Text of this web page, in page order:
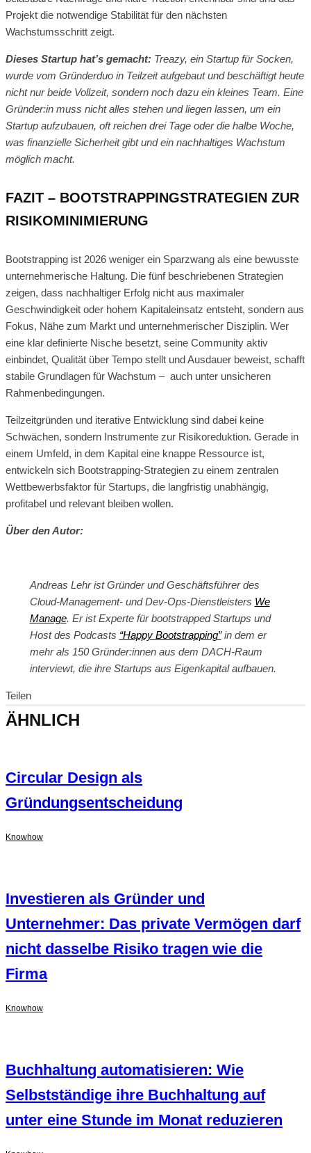
Projekt die notwendige Stabilität für den nächsten
Wachstumsschritt zeigt.
Dieses Startup hat’s gemacht: Treazy, ein Startup für Socken,
wurde vom Gründerduo in Teilzeit aufgebaut und beschäftigt heute
nicht nur beide Vollzeit, sondern noch dazu ein kleines Team. Eine
Gründer:in muss nicht alles stehen und liegen lassen, um ein
Startup aufzubauen, oft reichen drei Tage oder die halbe Woche,
was finanzielle Sicherheit gibt und ein nachhaltiges Wachstum
möglich macht.
FAZIT – BOOTSTRAPPINGSTRATEGIEN ZUR
RISIKOMINIMIERUNG
Bootstrapping ist 2026 weniger ein Sparzwang als eine bewusste
unternehmerische Haltung. Die fünf beschriebenen Strategien
zeigen, dass nachhaltiger Erfolg nicht aus maximaler
Geschwindigkeit oder hohem Kapitaleinsatz entsteht, sondern aus
Fokus, Nähe zum Markt und unternehmerischer Disziplin. Wer
eine klar definierte Nische besetzt, seine Community aktiv
einbindet, Qualität über Tempo stellt und Ausdauer beweist, schafft
stabile Grundlagen für Wachstum – auch unter unsicheren
Rahmenbedingungen.
Teilzeitgründen und iterative Entwicklung sind dabei keine
Schwächen, sondern Instrumente zur Risikoreduktion. Gerade in
einem Umfeld, in dem Kapital eine knappe Ressource ist,
entwickeln sich Bootstrapping-Strategien zu einem zentralen
Wettbewerbsfaktor für Startups, die langfristig unabhängig,
profitabel und relevant bleiben wollen.
Über den Autor:
Andreas Lehr ist Gründer und Geschäftsführer des
Cloud-Management- und Dev-Ops-Dienstleisters We
Manage. Er ist Experte für bootstrapped Startups und
Host des Podcasts “Happy Bootstrapping”in dem er
mehr als 150 Gründer:innen aus dem DACH-Raum
interviewt, die ihre Startups aus Eigenkapital aufbauen.
Teilen
ÄHNLICH
Circular Design als
Gründungsentscheidung
Knowhow
Investieren als Gründer und
Unternehmer: Das private Vermögen darf
nicht dasselbe Risiko tragen wie die
Firma
Knowhow
Buchhaltung automatisieren: Wie
Selbstständige ihre Buchhaltung auf
unter eine Stunde im Monat reduzieren